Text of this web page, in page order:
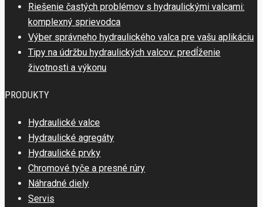
Riešenie častých problémov s hydraulickými valcami:
komplexný sprievodca
Výber správneho hydraulického valca pre vašu aplikáciu
Tipy na údržbu hydraulických valcov: predĺženie
životnosti a výkonu
PRODUKTY
Hydraulické valce
Hydraulické agregáty
Hydraulické prvky
Chromové tyče a presné rúry
Náhradné diely
Servis